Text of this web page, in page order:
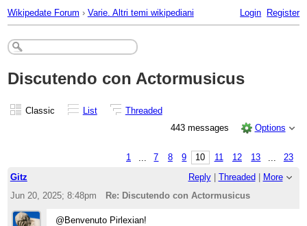
Wikipedate Forum › Varie. Altri temi wikipediani Login Register
Discutendo con Actormusicus
Classic List
Threaded
443 messages
Options
1 7 8 9 10 11 12 13
23
Gitz
Reply| Threaded
More
Jun 20, 2025; 8:48pm
Re: Discutendo con Actormusicus
@Benvenuto Pirlexian!